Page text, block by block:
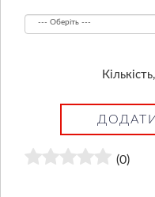
(0)